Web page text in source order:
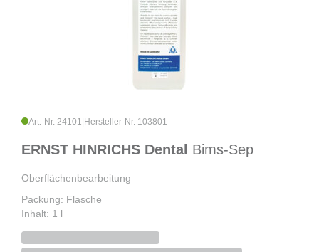
Art.-Nr. 24101 Hersteller-Nr. 103801
ERNST HINRICHS Dental Bims-Sep
Oberflächenbearbeitung
Packung: Flasche
Inhalt: 1 l